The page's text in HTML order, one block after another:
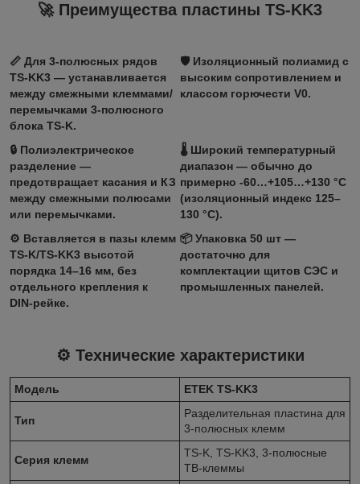
🚀 Преимущества пластины TS-KK3
📏 Для 3‑полюсных рядов
TS‑KK3 — устанавливается
между смежными клеммами/
перемычками 3‑полюсного
блока TS‑K.
🛡️ Изоляционный полиамид с
высоким сопротивлением и
классом горючести V0.
🔒 Полиэлектрическое
разделение —
предотвращает касания и КЗ
между смежными полюсами
или перемычками.
🌡️ Широкий температурный
диапазон — обычно до
примерно ‑60…+105…+130 °C
(изоляционный индекс 125–
130 °C).
⚙️ Вставляется в пазы клемм
TS‑K/TS‑KK3 высотой
порядка 14–16 мм, без
отдельного крепления к
DIN‑рейке.
📦Упаковка 50 шт —
достаточно для
комплектации щитов СЭС и
промышленных панелей.
⚙️ Технические характеристики
Модель ETEK TS-KK3
Тип
Разделительная пластина для
3‑полюсных клемм
Серия клемм
TS‑K, TS‑KK3, 3‑полюсные
TB‑клеммы